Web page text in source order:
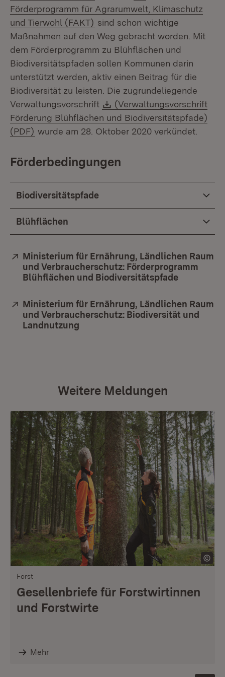
Förderprogramm für Agrarumwelt, Klimaschutz
und Tierwohl (FAKT) (Öffnet in neuem Fenster)
sind schon wichtige
Maßnahmen auf den Weg gebracht worden. Mit
dem Förderprogramm zu Blühflächen und
Biodiversitätspfaden sollen Kommunen darin
unterstützt werden, aktiv einen Beitrag für die
Biodiversität zu leisten. Die zugrundeliegende
Verwaltungsvorschrift
Download:
(Verwaltungsvorschrift
Förderung Blühflächen und Biodiversitätspfade)
(PDF) (Öffnet in neuem Fenster)
wurde am 28. Oktober 2020 verkündet.
Förderbedingungen
Biodiversitätspfade
Blühflächen
Extern:
Ministerium für Ernährung, Ländlichen Raum
und Verbraucherschutz: Förderprogramm
Blühflächen und Biodiversitätspfade
Extern:
Ministerium für Ernährung, Ländlichen Raum
und Verbraucherschutz: Biodiversität und
Landnutzung
Weitere Meldungen
Forst
Gesellenbriefe für Forstwirtinnen
und Forstwirte
Mehr